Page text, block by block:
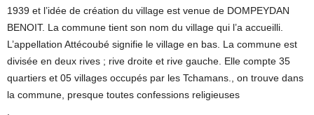
1939 et l’idée de création du village est venue de DOMPEYDAN
BENOIT. La commune tient son nom du village qui l’a accueilli.
L’appellation Attécoubé signifie le village en bas. La commune est
divisée en deux rives ; rive droite et rive gauche. Elle compte 35
quartiers et 05 villages occupés par les Tchamans., on trouve dans
la commune, presque toutes confessions religieuses